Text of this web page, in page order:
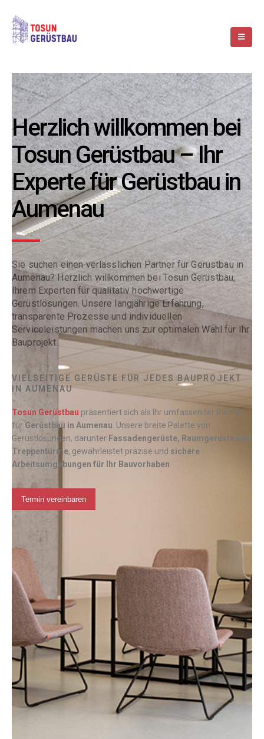
Herzlich willkommen bei
Tosun Gerüstbau – Ihr
Experte für Gerüstbau in
Aumenau
Sie suchen einen verlässlichen Partner für Gerüstbau in
Aumenau? Herzlich willkommen bei Tosun Gerüstbau,
Ihrem Experten für qualitativ hochwertige
Gerüstlösungen. Unsere langjährige Erfahrung,
transparente Prozesse und individuellen
Serviceleistungen machen uns zur optimalen Wahl für Ihr
Bauprojekt.
VIELSEITIGE GERÜSTE FÜR JEDES BAUPROJEKT
IN AUMENAU
Tosun Gerüstbau präsentiert sich als Ihr umfassender Partner
für Gerüstbau in Aumenau . Unsere breite Palette von
Gerüstlösungen, darunter Fassadengerüste, Raumgerüste und
Treppentürme, gewährleistet präzise und sichere
Arbeitsumgebungen für Ihr Bauvorhaben
Termin vereinbaren